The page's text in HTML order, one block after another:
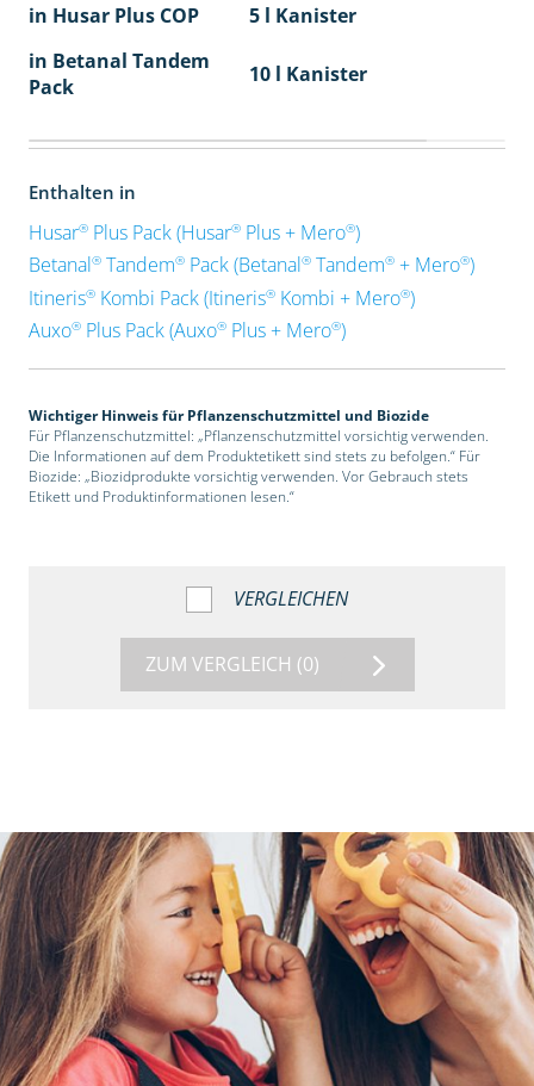
in Husar Plus COP 5 l Kanister
in Betanal Tandem
Pack
10 l Kanister
Enthalten in
Husar®Plus Pack (Husar®Plus + Mero®)
Betanal®Tandem®Pack (Betanal®Tandem®+ Mero®)
Itineris®Kombi Pack (Itineris®Kombi + Mero®)
Auxo®Plus Pack (Auxo®Plus + Mero®)
Wichtiger Hinweis für Pflanzenschutzmittel und Biozide
Für Pflanzenschutzmittel: „Pflanzenschutzmittel vorsichtig verwenden.
Die Informationen auf dem Produktetikett sind stets zu befolgen.“ Für
Biozide: „Biozidprodukte vorsichtig verwenden. Vor Gebrauch stets
Etikett und Produktinformationen lesen.“
VERGLEICHEN
ZUM VERGLEICH (0)